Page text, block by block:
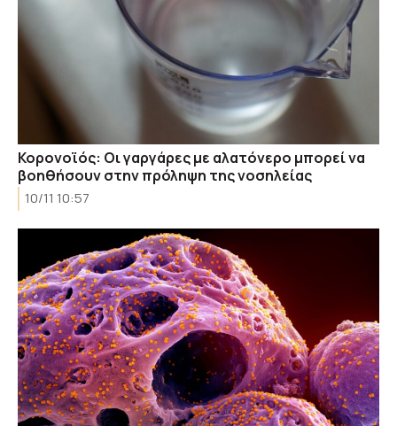
Κορονοϊός: Οι γαργάρες με αλατόνερο μπορεί να
βοηθήσουν στην πρόληψη της νοσηλείας
10/11 10:57